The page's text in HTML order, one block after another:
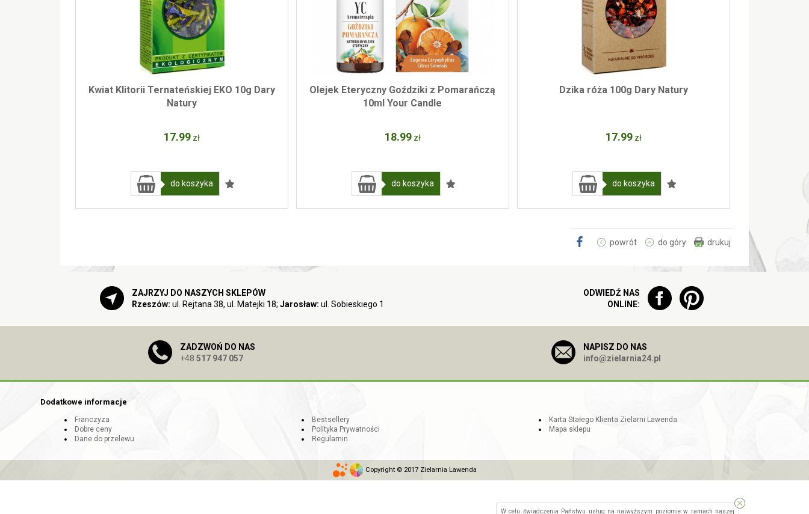
Kwiat Klitorii Ternateńskiej EKO 10g Dary
Natury
17.99 zł
do koszyka
Olejek Eteryczny Goździki z Pomarańczą
10ml Your Candle
18.99 zł
do koszyka
Dzika róża 100g Dary Natury
17.99 zł
do koszyka
powrót do góry drukuj
ZAJRZYJ DO NASZYCH SKLEPÓW
Rzeszów: ul. Rejtana 38, ul. Matejki 18; Jarosław: ul. Sobieskiego 1
ODWIEDŹ NAS
ONLINE:
ZADZWOŃ DO NAS
+48 517 947 057
NAPISZ DO NAS
info@zielarnia24.pl
Dodatkowe informacje
Franczyza
Dobre ceny
Dane do przelewu
Bestsellery
Polityka Prywatności
Regulamin
Karta Stałego Klienta Zielarni Lawenda
Mapa sklepu
Copyright © 2017 Zielarnia Lawenda
W celu świadczenia Państwu usług na najwyższym poziomie w ramach naszej